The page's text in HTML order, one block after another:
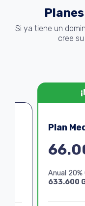
Si ya tiene un
cree
Plan
Anual 20%
633.600